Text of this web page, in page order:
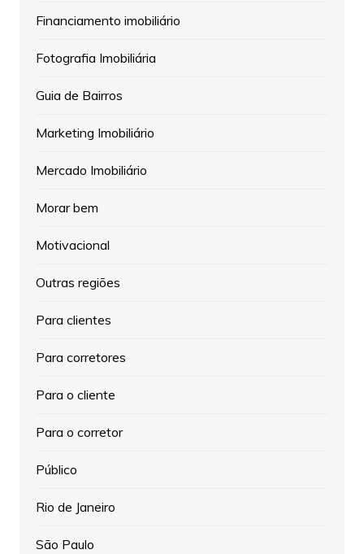
Financiamento imobiliário
Fotografia Imobiliária
Guia de Bairros
Marketing Imobiliário
Mercado Imobiliário
Morar bem
Motivacional
Outras regiões
Para clientes
Para corretores
Para o cliente
Para o corretor
Público
Rio de Janeiro
São Paulo